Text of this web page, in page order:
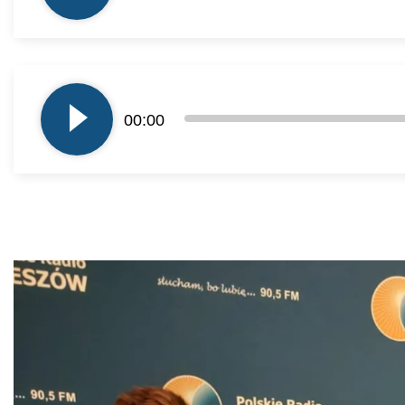
plików
dźwiękowych
00:00